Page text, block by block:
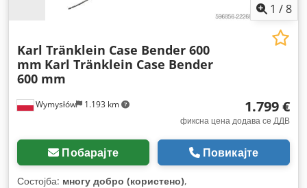
1 /8
Wymysłów 1.193 km
Karl Tränklein Case Bender 600
mm Karl Tränklein Case Bender
600 mm
1.799 €
фиксна цена додава се ДДВ
Побарајте Повикајте
Состојба: многу добро (користено),